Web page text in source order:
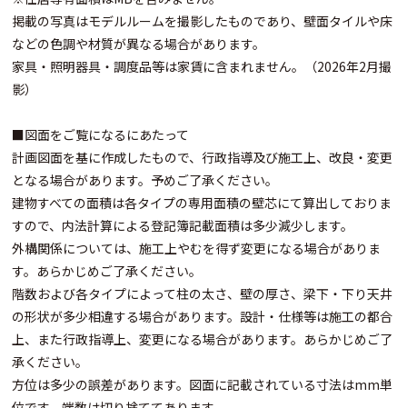
掲載の写真はモデルルームを撮影したものであり、壁面タイルや床
などの色調や材質が異なる場合があります。
家具・照明器具・調度品等は家賃に含まれません。（2026年2月撮
影）
■図面をご覧になるにあたって
計画図面を基に作成したもので、行政指導及び施工上、改良・変更
となる場合があります。予めご了承ください。
建物すべての面積は各タイプの専用面積の壁芯にて算出しておりま
すので、内法計算による登記簿記載面積は多少減少します。
外構関係については、施工上やむを得ず変更になる場合がありま
す。あらかじめご了承ください。
階数および各タイプによって柱の太さ、壁の厚さ、梁下・下り天井
の形状が多少相違する場合があります。設計・仕様等は施工の都合
上、また行政指導上、変更になる場合があります。あらかじめご了
承ください。
方位は多少の誤差があります。図面に記載されている寸法はmm単